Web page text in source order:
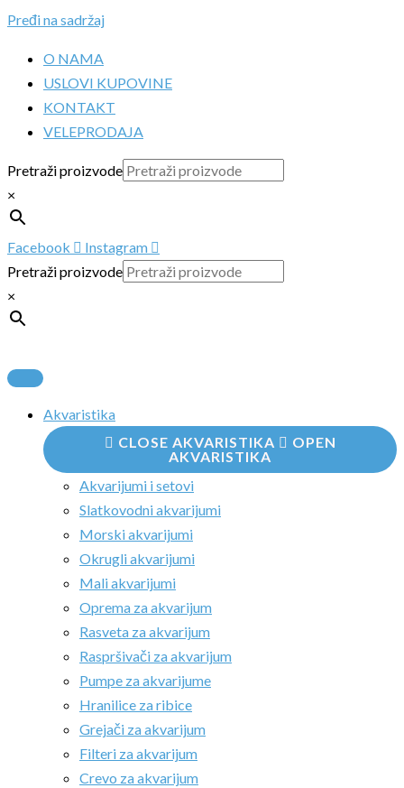
Pređi na sadržaj
O NAMA
USLOVI KUPOVINE
KONTAKT
VELEPRODAJA
Pretraži proizvode
×
Facebook
Instagram
Pretraži proizvode
×
Akvaristika
CLOSE AKVARISTIKA
OPEN
AKVARISTIKA
Akvarijumi i setovi
Slatkovodni akvarijumi
Morski akvarijumi
Okrugli akvarijumi
Mali akvarijumi
Oprema za akvarijum
Rasveta za akvarijum
Raspršivači za akvarijum
Pumpe za akvarijume
Hranilice za ribice
Grejači za akvarijum
Filteri za akvarijum
Crevo za akvarijum